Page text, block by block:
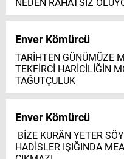
NEDEN RAHATSIZ
Enver Kömürcü
TARİHTEN GÜNÜMÜZE
TEKFİRCİ HARİCİLİĞİN
TAĞUTÇULUK
Enver Kömürcü
BİZE KURÂN YETER
HADİSLER IŞIĞINDA